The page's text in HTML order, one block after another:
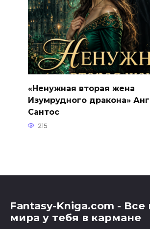
«Ненужная вторая жена
Изумрудного дракона»
Сантос
215
Fantasy-Kniga.com - Все
мира у тебя в кармане